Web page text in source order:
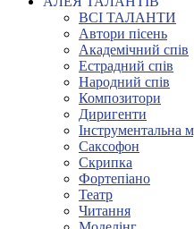
ВСІ ТАЛАНТИ
Автори пісень
Академічний спів
Естрадний спів
Народний спів
Композитори
Диригенти
Інструментальна
Саксофон
Скрипка
Фортепіано
Театр
Читання